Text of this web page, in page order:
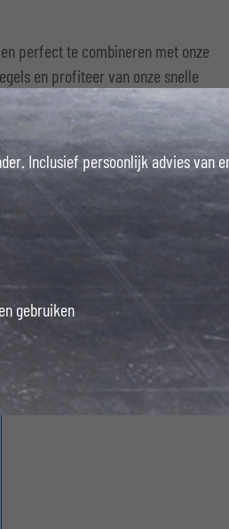
Inclusief persoonlijk advies van
gebruiken
perfect te combineren met onze
en profiteer van onze snelle